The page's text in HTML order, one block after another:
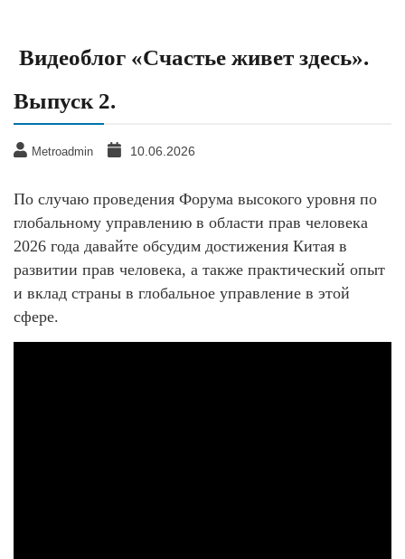
Видеоблог «Счастье живет здесь».
Выпуск 2.
Metroadmin 10.06.2026
По случаю проведения Форума высокого уровня по
глобальному управлению в области прав человека
2026 года давайте обсудим достижения Китая в
развитии прав человека, а также практический опыт
и вклад страны в глобальное управление в этой
сфере.